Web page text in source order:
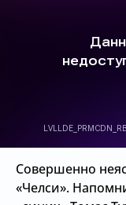
Совершенно
«Челси».